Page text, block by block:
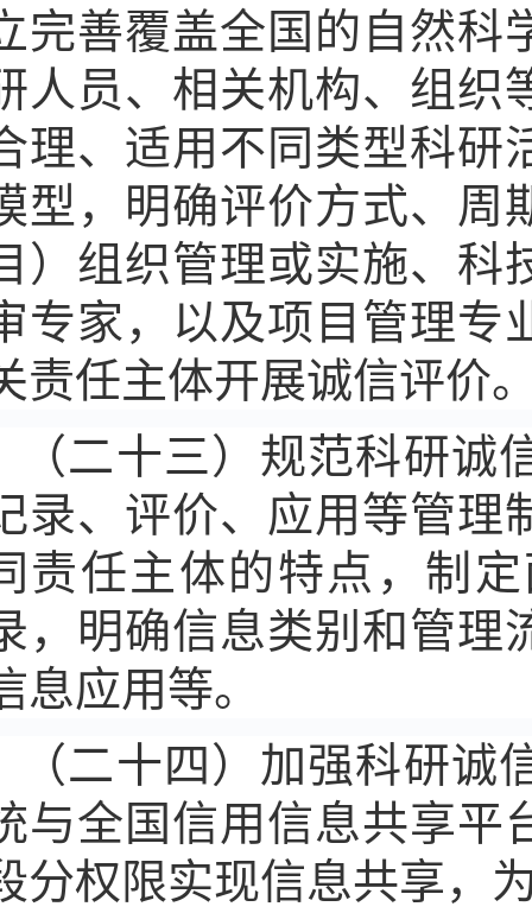
完善覆盖全国的自然科
人员、相关机构、组织
理、适用不同类型科研
型，明确评价方式、周
）组织管理或实施、科
专家，以及项目管理专
责任主体开展诚信评价
（二十三）规范科研
录、评价、应用等管理
责任主体的特点，制
，明确信息类别和管理
息应用等。
（二十四）加强科研
与全国信用信息共享平
分权限实现信息共享，